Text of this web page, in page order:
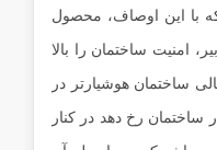
با این اوصاف، محصول
امنیت ساختمان را بالا
ساختمان هوشیارتر در
رخ دهد در کنار